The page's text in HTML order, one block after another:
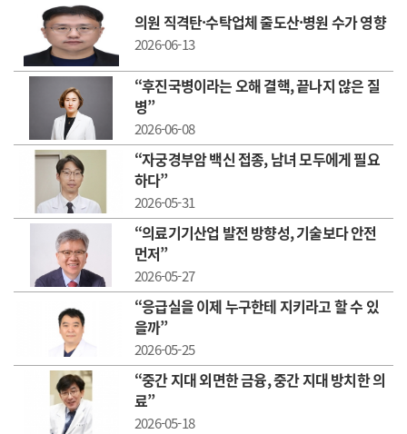
의원 직격탄·수탁업체 줄도산·병원 수가 영향
2026-06-13
“후진국병이라는 오해 결핵, 끝나지 않은 질
병”
2026-06-08
“자궁경부암 백신 접종, 남녀 모두에게 필요
하다”
2026-05-31
“의료기기산업 발전 방향성, 기술보다 안전
먼저”
2026-05-27
“응급실을 이제 누구한테 지키라고 할 수 있
을까”
2026-05-25
“중간 지대 외면한 금융, 중간 지대 방치한 의
료”
2026-05-18